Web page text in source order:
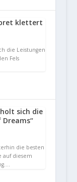
klettert
die Leistungen
Fels
sich die
Dreams“
die besten
auf diesem